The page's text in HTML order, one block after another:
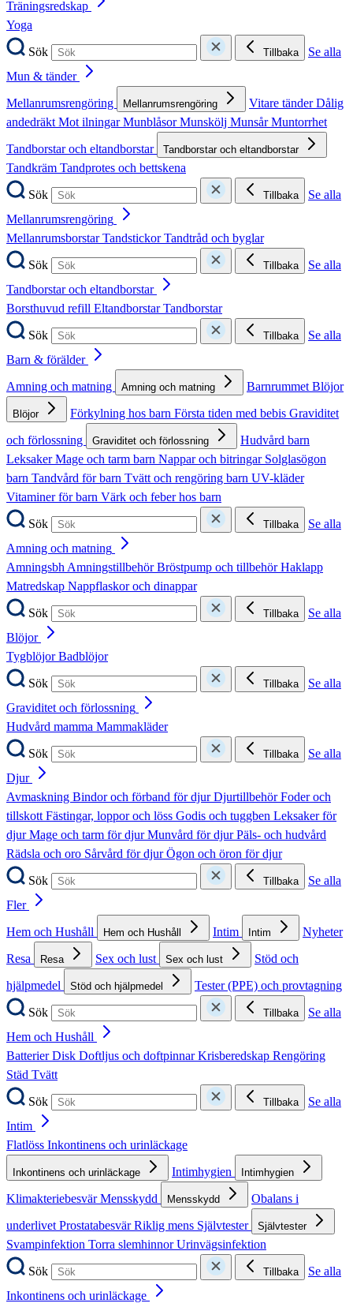
Träningsredskap
Yoga
Sök
Tillbaka
Se alla
Mun & tänder
Mellanrumsrengöring
Mellanrumsrengöring Vitare tänderDålig
andedräktMot ilningarMunblåsorMunskölj MunsårMuntorrhet
Tandborstar och eltandborstar
Tandborstar och eltandborstar
Tandkräm Tandprotes och bettskena
Sök
Tillbaka
Se alla
Mellanrumsrengöring
MellanrumsborstarTandstickorTandtråd och byglar
Sök
Tillbaka
Se alla
Tandborstar och eltandborstar
Borsthuvud refill EltandborstarTandborstar
Sök
Tillbaka
Se alla
Barn & förälder
Amning och matning
Amning och matning BarnrummetBlöjor
Blöjor Förkylning hos barn Första tiden med bebis Graviditet
och förlossning
Graviditet och förlossning
Hudvård barn
LeksakerMage och tarm barn Nappar och bitringar Solglasögon
barn Tandvård för barn Tvätt och rengöring barn UV-kläder
Vitaminer för barn Värk och feber hos barn
Sök
Tillbaka
Se alla
Amning och matning
AmningsbhAmningstillbehörBröstpump och tillbehörHaklapp
Matredskap Nappflaskor och dinappar
Sök
Tillbaka
Se alla
Blöjor
TygblöjorBadblöjor
Sök
Tillbaka
Se alla
Graviditet och förlossning
Hudvård mamma Mammakläder
Sök
Tillbaka
Se alla
Djur
Avmaskning Bindor och förband för djurDjurtillbehörFoder och
tillskottFästingar, loppor och löss Godis och tuggben Leksaker för
djurMage och tarm för djurMunvård för djurPäls- och hudvård
Rädsla och oro Sårvård för djurÖgon och öron för djur
Sök
Tillbaka
Se alla
Fler
Hem och Hushåll
Hem och Hushåll Intim Intim
Nyheter
Resa
Resa Sex och lust Sex och lust
Stöd och
hjälpmedel
Stöd och hjälpmedel
Tester (PPE) och provtagning
Sök
Tillbaka
Se alla
Hem och Hushåll
BatterierDisk Doftljus och doftpinnarKrisberedskap Rengöring
Städ Tvätt
Sök
Tillbaka
Se alla
Intim
Flatlöss Inkontinens och urinläckage
Inkontinens och urinläckage Intimhygien Intimhygien
KlimakteriebesvärMensskydd Mensskydd
Obalans i
underlivetProstatabesvärRiklig mens Självtester Självtester
Svampinfektion Torra slemhinnorUrinvägsinfektion
Sök
Tillbaka
Se alla
Inkontinens och urinläckage